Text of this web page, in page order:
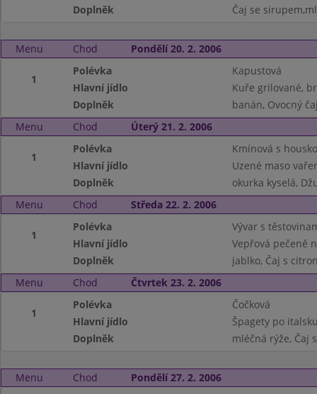
Doplněk
Čaj se
Menu Chod Pondělí 20. 2. 2006
1
Polévka
Kapustová
Hlavní jídlo
Kuře grilované,
Doplněk
banán, Ovocný
Menu
Chod Úterý 21. 2. 2006
1
Polévka
Kmínová s
Hlavní jídlo
Uzené maso
Doplněk
okurka kyselá,
Menu
Chod Středa 22. 2. 2006
1
Polévka
Vývar s
Hlavní jídlo
Vepřová pečeně
Doplněk
jablko, Čaj s
Menu
Chod Čtvrtek 23. 2. 2006
1
Polévka
Čočková
Hlavní jídlo
Špagety po
Doplněk
mléčná rýže, Čaj
Menu Chod Pondělí 27. 2. 2006